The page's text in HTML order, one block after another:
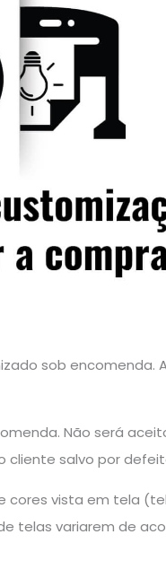
sob encomenda.
Não será
cliente salvo por
cores vista em tela
telas variarem de